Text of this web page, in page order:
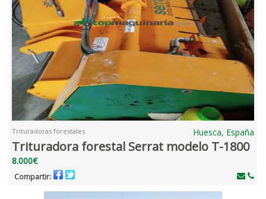
Trituradoras forestales Huesca, España
Trituradora forestal Serrat modelo T-1800
8.000€
Compartir: